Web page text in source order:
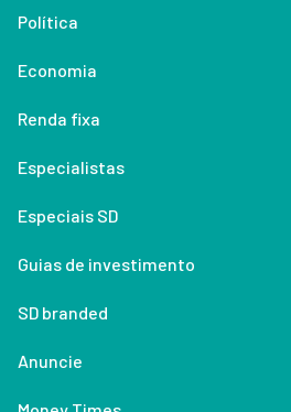
Política
Economia
Renda fixa
Especialistas
Especiais SD
Guias de investimento
SD branded
Anuncie